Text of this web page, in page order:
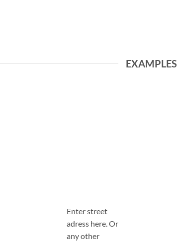
EXAMPLES
Enter street
adress here. Or
any other